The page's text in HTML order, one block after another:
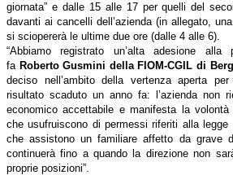
giornata” e dalle 15 alle 17 per quelli del
davanti ai cancelli dell’azienda (in allegato,
si sciopererà le ultime due ore (dalle 4 alle 6).
“Abbiamo registrato un’alta adesione
fa Roberto Gusmini della FIOM-CGIL di
deciso nell’ambito della vertenza aperta
risultato scaduto un anno fa: l’azienda non
economico accettabile e manifesta la
che usufruiscono di permessi riferiti alla
che assistono un familiare affetto da grave
continuerà fino a quando la direzione non
proprie posizioni”.